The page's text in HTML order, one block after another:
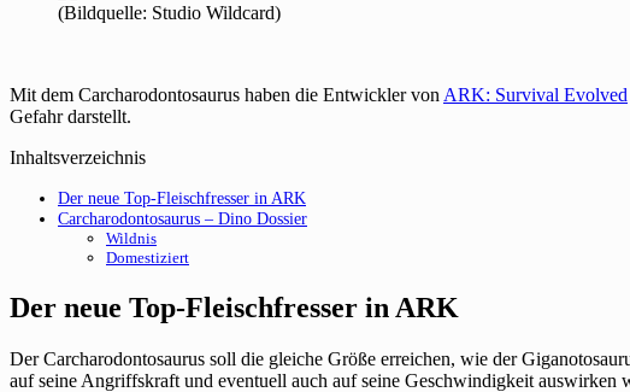
(Bildquelle: Studio Wildcard)
Mit dem Carcharodontosaurus haben die Entwickler von ARK: Survival Evolved
Gefahr darstellt.
Inhaltsverzeichnis
Der neue Top-Fleischfresser in ARK
Carcharodontosaurus – Dino Dossier
Wildnis
Domestiziert
Der neue Top-Fleischfresser in ARK
Der Carcharodontosaurus soll die gleiche Größe erreichen, wie der
auf seine Angriffskraft und eventuell auch auf seine Geschwindigkeit auswirken